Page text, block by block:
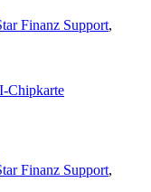
Finanz Support,
Chipkarte
Finanz Support,